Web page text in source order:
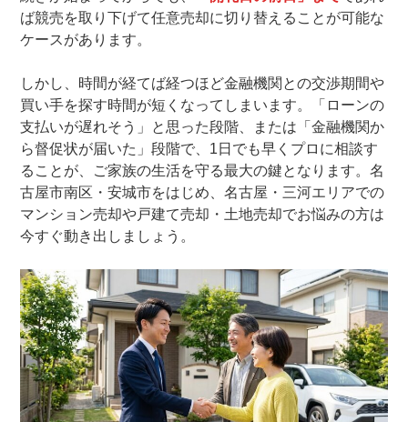
ば競売を取り下げて任意売却に切り替えることが可能な
ケースがあります。
しかし、時間が経てば経つほど金融機関との交渉期間や
買い手を探す時間が短くなってしまいます。「ローンの
支払いが遅れそう」と思った段階、または「金融機関か
ら督促状が届いた」段階で、1日でも早くプロに相談す
ることが、ご家族の生活を守る最大の鍵となります。名
古屋市南区・安城市をはじめ、名古屋・三河エリアでの
マンション売却や戸建て売却・土地売却でお悩みの方は
今すぐ動き出しましょう。